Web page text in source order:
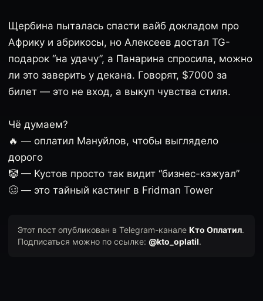
Щербина пыталась спасти вайб докладом про
Африку и абрикосы, но Алексеев достал TG-
подарок “на удачу”, а Панарина спросила, можно
ли это заверить у декана. Говорят, $7000 за
билет — это не вход, а выкуп чувства стиля.
Чё думаем?
🔥 — оплатил Мануйлов, чтобы выглядело
дорого
🤡 — Кустов просто так видит “бизнес-кэжуал”
🥴 — это тайный кастинг в Fridman Tower
Этот пост опубликован в Telegram-канале Кто Оплатил.
Подписаться можно по ссылке: @kto_oplatil.